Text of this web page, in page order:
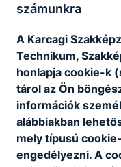
Munka
államilag
Az iskolák a
szakmai
rugalmasan,
alatt szervezik
akár hétvégén
számunkra
A Karcagi
Technikum,
honlapja cookie-k
tárol az Ön
információk
alábbiakban
mely típusú
engedélyezni. A